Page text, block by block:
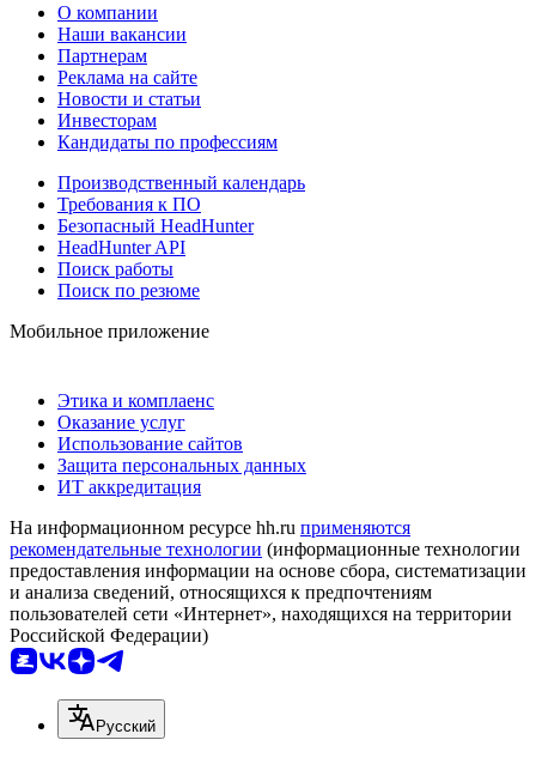
О компании
Наши вакансии
Партнерам
Реклама на сайте
Новости и статьи
Инвесторам
Кандидаты по профессиям
Производственный календарь
Требования к ПО
Безопасный HeadHunter
HeadHunter API
Поиск работы
Поиск по резюме
Мобильное приложение
Этика и комплаенс
Оказание услуг
Использование сайтов
Защита персональных данных
ИТ аккредитация
На информационном ресурсе hh.ru применяются
рекомендательные технологии (информационные технологии
предоставления информации на основе сбора, систематизации
и анализа сведений, относящихся к предпочтениям
пользователей сети «Интернет», находящихся на территории
Российской Федерации)
Русский